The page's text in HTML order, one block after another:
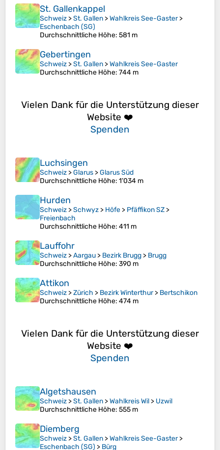
St. Gallenkappel
Schweiz >St. Gallen >Wahlkreis See-Gaster>
Eschenbach (SG)
Durchschnittliche Höhe: 581 m
Gebertingen
Schweiz >St. Gallen >Wahlkreis See-Gaster
Durchschnittliche Höhe: 744 m
Vielen Dank für die Unterstützung dieser
Website ❤️
Spenden
Luchsingen
Schweiz >Glarus >Glarus Süd
Durchschnittliche Höhe: 1’034 m
Hurden
Schweiz >Schwyz > Höfe > Pfäffikon SZ >
Freienbach
Durchschnittliche Höhe: 411 m
Lauffohr
Schweiz >Aargau > Bezirk Brugg > Brugg
Durchschnittliche Höhe: 390 m
Attikon
Schweiz >Zürich > Bezirk Winterthur> Bertschikon
Durchschnittliche Höhe: 474 m
Vielen Dank für die Unterstützung dieser
Website ❤️
Spenden
Algetshausen
Schweiz >St. Gallen >Wahlkreis Wil > Uzwil
Durchschnittliche Höhe: 555 m
Diemberg
Schweiz >St. Gallen >Wahlkreis See-Gaster>
Eschenbach (SG) > Bürg